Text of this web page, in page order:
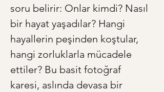
soru belirir: Onlar kimdi? Nasıl
bir hayat yaşadılar? Hangi
hayallerin peşinden koştular,
hangi zorluklarla mücadele
ettiler? Bu basit fotoğraf
karesi, aslında devasa bir